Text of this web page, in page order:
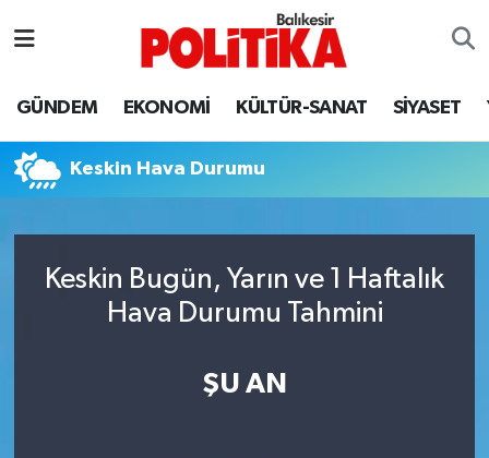
GÜNDEM EKONOMİ KÜLTÜR-SANAT SİYASET
Keskin Hava Durumu
Keskin Bugün, Yarın ve 1 Haftalık
Hava Durumu Tahmini
ŞU AN
Ayvalık
Balya
Bigadiç
Balıkesir Hava Durumu
Balıkesir Namaz Vakitleri
Süper Lig Puan Durumu ve Fikstür